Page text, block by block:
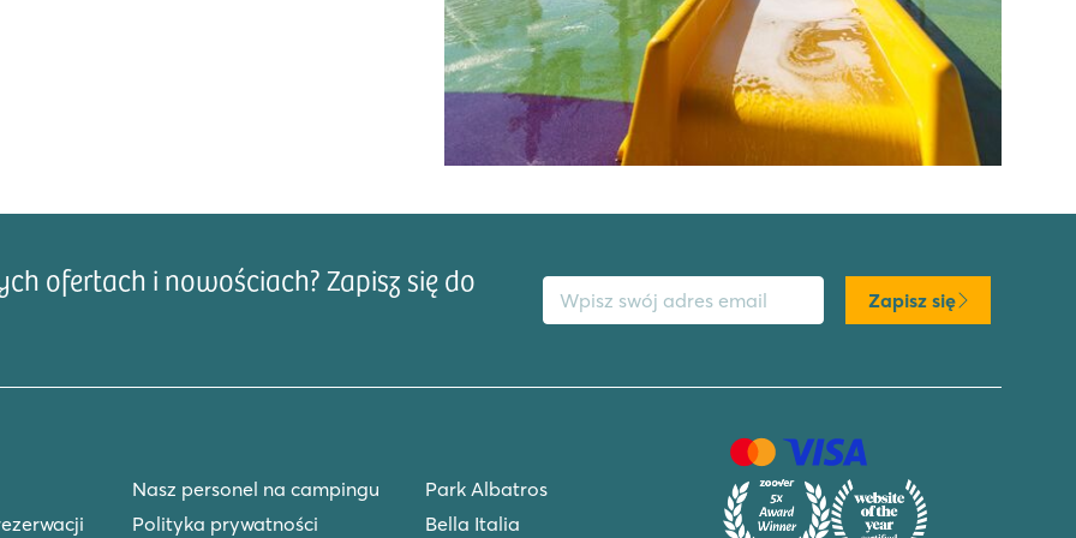
ofertach i nowościach? Zapisz się do
Adres email
Zapisz się
Nasz personel na campingu
Polityka prywatności
Park Albatros
Bella Italia